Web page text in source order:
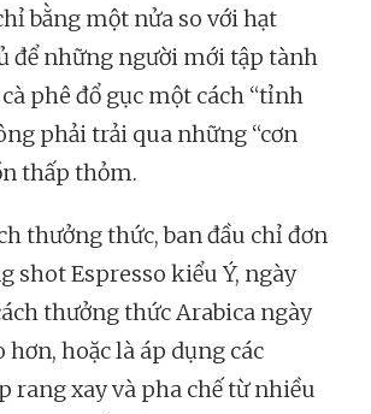
bằng một nửa so với hạt
để những người mới tập tành
phê đổ gục một cách “tỉnh
phải trải qua những “cơn
thấp thỏm.
thưởng thức, ban đầu chỉ đơn
shot Espresso kiểu Ý, ngày
thưởng thức Arabica ngày
hơn, hoặc là áp dụng các
rang xay và pha chế từ nhiều